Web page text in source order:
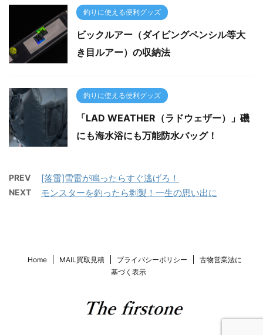
釣りに使える便利グッズ
ビックルアー（ダイビングペンシル等大
き目ルアー）の収納法
釣りに使える便利グッズ
「LAD WEATHER（ラドウェザー）」磯
にも海水浴にも万能防水バッグ！
PREV [落雷]雪雷が鳴ったらすぐ逃げろ！
NEXT モンスターを釣ったら剥製！一生の思い出に
Home MAIL買取見積 プライバシーポリシー
古物営業法に
基づく表示